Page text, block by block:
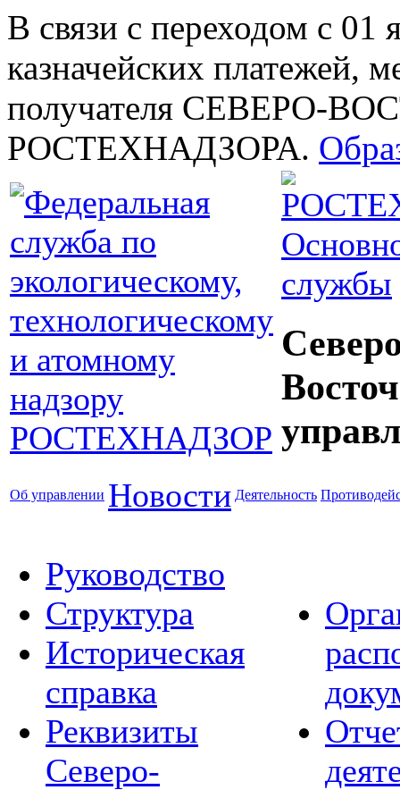
В связи с переходом с 01
казначейских платежей,
получателя СЕВЕРО-
РОСТЕХНАДЗОРА.
службы
Об управлении Новости Деятельность
Руководство
Структура
Историческая
справка
Реквизиты
Северо-